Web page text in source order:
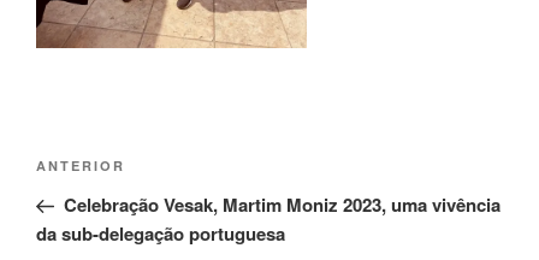
ANTERIOR
Celebração Vesak, Martim Moniz 2023, uma vivência
da sub-delegação portuguesa